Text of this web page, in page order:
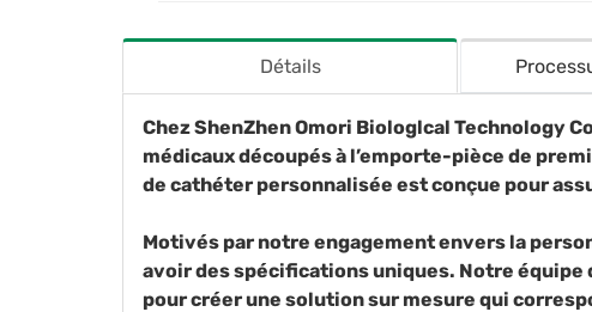
Détails
Chez ShenZhen Omori Biologlcal Technology
médicaux découpés à l’emporte-pièce de
de cathéter personnalisée est conçue pour
Motivés par notre engagement envers la
avoir des spécifications uniques. Notre
pour créer une solution sur mesure qui